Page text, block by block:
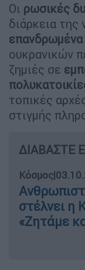
Οι ρωσικές
διάρκεια της
επανδρωμένα
ουκρανικών
ζημιές σε
τοπικές
στιγμής
ΔΙΑΒΑΣΤΕ
Κόσμος|
στέλνει η
«Ζητάμε